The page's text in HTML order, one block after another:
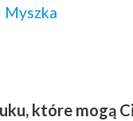
Myszka
które mogą